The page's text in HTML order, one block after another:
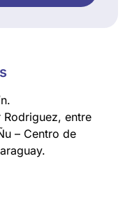
Rodriguez, entre
– Centro de